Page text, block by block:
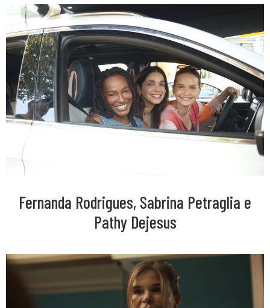
Fernanda Rodrigues, Sabrina Petraglia e
Pathy Dejesus